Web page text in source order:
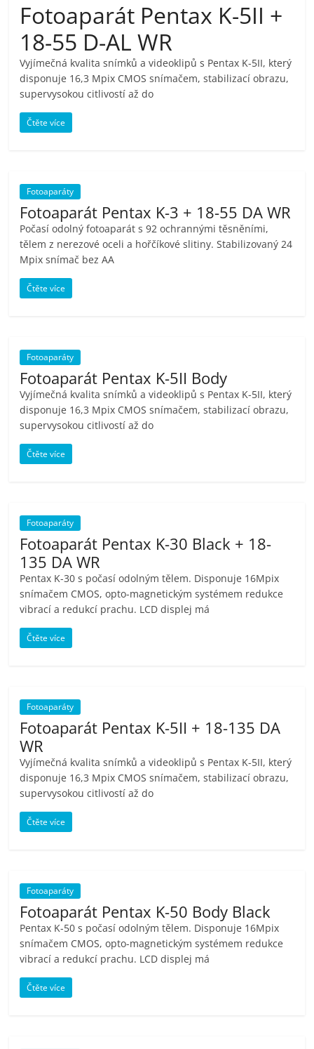
pračky,
televize,
notebooky,
mobilní
telefony,
kávovary,
bazény
Nejlepší
recenze,
pračky,
televize,
notebooky,
mobilní
telefony,
Fotoaparát Pentax K-5II +
18-55 D-AL WR
Vyjímečná kvalita snímků a videoklipů s Pentax K-5II, který
disponuje 16,3 Mpix CMOS snímačem, stabilizací obrazu,
supervysokou citlivostí až do
Čtěte více
Fotoaparáty
Fotoaparát Pentax K-3 + 18-55 DA WR
Počasí odolný fotoaparát s 92 ochrannými těsněními,
tělem z nerezové oceli a hořčíkové slitiny. Stabilizovaný 24
Mpix snímač bez AA
Čtěte více
Fotoaparáty
Fotoaparát Pentax K-5II Body
Vyjímečná kvalita snímků a videoklipů s Pentax K-5II, který
disponuje 16,3 Mpix CMOS snímačem, stabilizací obrazu,
supervysokou citlivostí až do
Čtěte více
Fotoaparáty
Fotoaparát Pentax K-30 Black + 18-
135 DA WR
Pentax K-30 s počasí odolným tělem. Disponuje 16Mpix
snímačem CMOS, opto-magnetickým systémem redukce
vibrací a redukcí prachu. LCD displej má
Čtěte více
Fotoaparáty
Fotoaparát Pentax K-5II + 18-135 DA
WR
Vyjímečná kvalita snímků a videoklipů s Pentax K-5II, který
disponuje 16,3 Mpix CMOS snímačem, stabilizací obrazu,
supervysokou citlivostí až do
Čtěte více
Fotoaparáty
Fotoaparát Pentax K-50 Body Black
Pentax K-50 s počasí odolným tělem. Disponuje 16Mpix
snímačem CMOS, opto-magnetickým systémem redukce
vibrací a redukcí prachu. LCD displej má
Čtěte více